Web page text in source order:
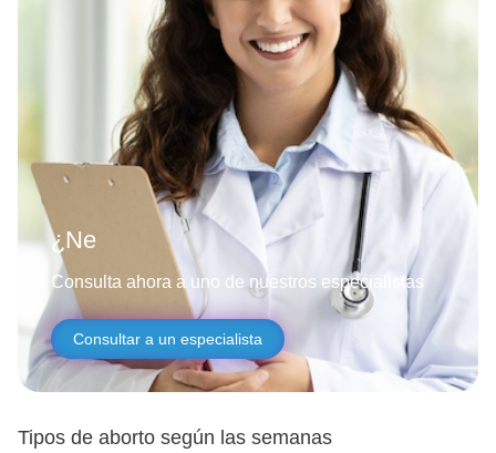
¿Necesitas ayuda
Consulta ahora a uno de nuestros especialistas
Consultar a un especialista
Tipos de aborto según las semanas